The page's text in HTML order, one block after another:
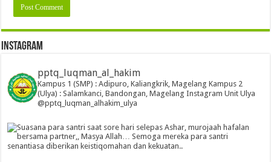
Instagram
pptq_luqman_al_hakim
Kampus 1 (SMP) : Adipuro, Kaliangkrik, Magelang Kampus 2
(Ulya) : Salamkanci, Bandongan, Magelang Instagram Unit Ulya
@pptq_luqman_alhakim_ulya